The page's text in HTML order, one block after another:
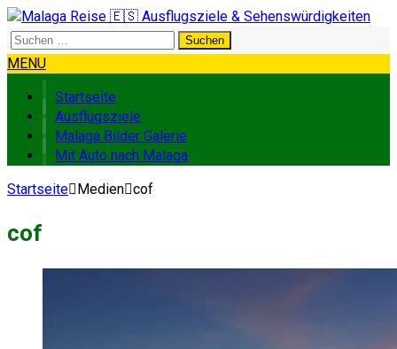
Suchen
nach:
MENU
Startseite
Ausflugsziele
Malaga Bilder Galerie
Mit Auto nach Malaga
Startseite Medien cof
cof